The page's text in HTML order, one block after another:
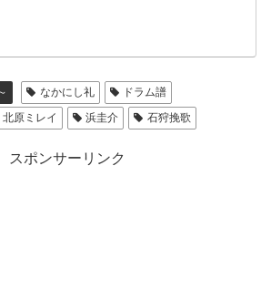
なかにし礼
ドラム譜
北原ミレイ 浜圭介 石狩挽歌
スポンサーリンク